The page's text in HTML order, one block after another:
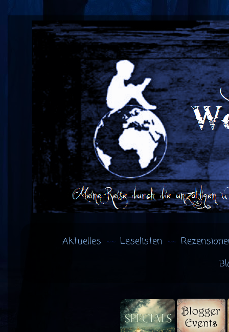
Aktuelles Leselisten